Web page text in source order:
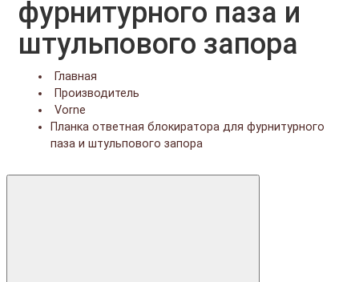
фурнитурного паза и
штульпового запора
Главная
Производитель
Vorne
Планка ответная блокиратора для фурнитурного
паза и штульпового запора